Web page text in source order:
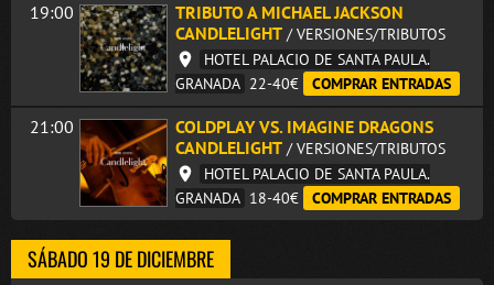
19:00
TRIBUTO A MICHAEL JACKSON
CANDLELIGHT / VERSIONES/TRIBUTOS
HOTEL PALACIO DE SANTA PAULA.
GRANADA 22-40€ COMPRAR ENTRADAS
21:00
COLDPLAY VS. IMAGINE DRAGONS
CANDLELIGHT / VERSIONES/TRIBUTOS
HOTEL PALACIO DE SANTA PAULA.
GRANADA 18-40€ COMPRAR ENTRADAS
SÁBADO 19 DE DICIEMBRE